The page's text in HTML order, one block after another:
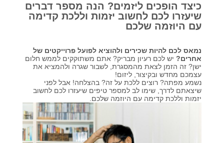
ניהול החיפושים שלי
רכישת AllJobs VIP
כמה אתם שווים?
כיצד הופכים ליזמים? הנה מספר דברים
שיעזרו לכם לחשוב יזמות וללכת קדימה
עם היוזמה שלכם
נמאס לכם להיות שכירים ולהוציא לפועל פרוייקטים של
אחרים?יש לכם רעיון מבריק? אתם משתוקקים לממש חלום
ישן? זה הזמן לצאת מהמסגרת, לשבור שגרה ולהמציא את
עצמכם מחדש ובקיצור, ליזום!
נשמע מפתה? רוצים ללכת על זה? בהצלחה! אבל לפני
שיצאתם לדרך, שימו לב למספר טיפים שיעזרו לכם לחשוב
יזמות וללכת קדימה עם היוזמה שלכם.